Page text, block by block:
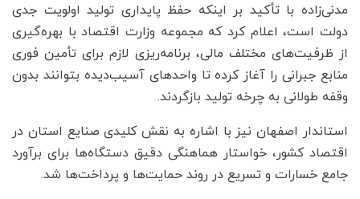
مدنی‌زاده با تأکید بر اینکه حفظ پایداری تولید اولویت جدی
دولت است، اعلام کرد که مجموعه وزارت اقتصاد با بهره‌گیری
از ظرفیت‌های مختلف مالی، برنامه‌ریزی لازم برای تأمین فوری
منابع جبرانی را آغاز کرده تا واحدهای آسیب‌دیده بتوانند بدون
وقفه طولانی به چرخه تولید بازگردند.
استاندار اصفهان نیز با اشاره به نقش کلیدی صنایع استان در
اقتصاد کشور، خواستار هماهنگی دقیق دستگاه‌ها برای برآورد
جامع خسارات و تسریع در روند حمایت‌ها و پرداخت‌ها شد.